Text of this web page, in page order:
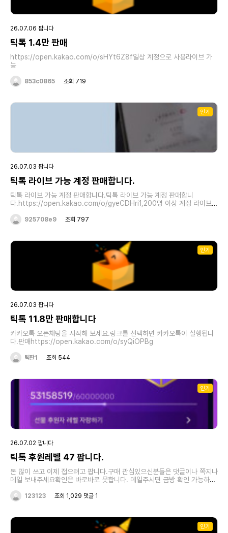
26.07.06 팝니다
틱톡 1.4만 판매
https://open.kakao.com/o/sHYt6Z8f일상 계정으로 사용라이브 가
능
853c0865 조회 719
인기
26.07.03 팝니다
틱톡 라이브 가능 계정 판매합니다.
틱톡 라이브 가능 계정 판매합니다.틱톡 라이브 가능 계정 판매합니
다.https://open.kakao.com/o/gyeCDHri1,200명 이상 계정 라이브
업데이트 이후로 제재가 무척이나 심해졌습니다.틱톡 팔로우수 늘리는 업체
에서도 1,000을 다 채우지 못하는 일이 빈번합니다.사기를 의심하는 분들이
과 라이브 확인 후 입금!3차 - 입금 후 계정 이메일 아이디/ 비번 전송※ 그외
라이브 제한과 정지에 대한 컨설팅도 도와드립니
다.https://open.kakao.com/o/gyeCDHri
925708e9 조회 797
인기
26.07.03 팝니다
틱톡 11.8만 판매합니다
카카오톡 오픈채팅을 시작해 보세요.링크를 선택하면 카카오톡이 실행됩니
다.판매https://open.kakao.com/o/syQiOPBg
틱판1 조회 544
인기
26.07.02 팝니다
틱톡 후원레벨 47 팝니다.
돈 많이 쓰고 이제 접으려고 팝니다.구매 관심있으신분들은 댓글이나 쪽지나
메일 보내주세요확인은 바로바로 못합니다. 메일주시면 금방 확인 가능하구
다.(되팔이 잘하시면 수익도 보실수 있습니다.)장난 사절, 찔러보기 사절입니
다.폰번호 계정이고 이메일 인증 안받은 계정이라 본인 이메일로 인증받고
분 메일 주시면 연락처 공유하고 바로 쿨거래 합니다
123123 조회 1,029 댓글 1
인기